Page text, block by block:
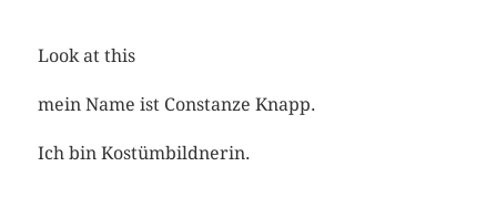
Look at this
mein Name ist Constanze Knapp.
Ich bin Kostümbildnerin.